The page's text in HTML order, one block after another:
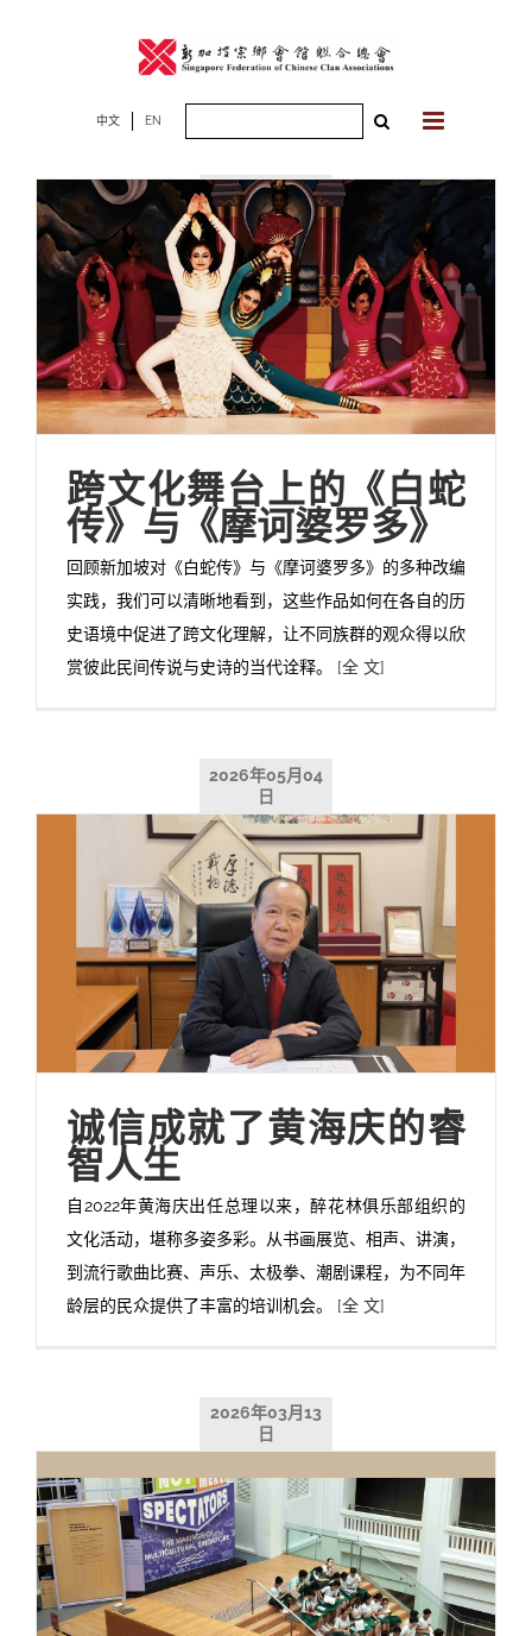
中文 EN
2026年07月06
跨文化舞台上的《白蛇
传》与《摩诃婆罗多》
回顾新加坡对《白蛇传》与《摩诃婆罗多》的多种改编
实践，我们可以清晰地看到，这些作品如何在各自的历
史语境中促进了跨文化理解，让不同族群的观众得以欣
赏彼此民间传说与史诗的当代诠释。 [全 文]
2026年05月04
日
诚信成就了黄海庆的睿
智人生
自2022年黄海庆出任总理以来，醉花林俱乐部组织的
文化活动，堪称多姿多彩。从书画展览、相声、讲演，
到流行歌曲比赛、声乐、太极拳、潮剧课程，为不同年
龄层的民众提供了丰富的培训机会。 [全 文]
2026年03月13
日